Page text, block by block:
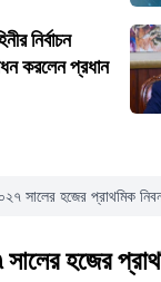
নির্বাচন
করলেন প্রধান
সালের হজের প্রাথমিক
হজের